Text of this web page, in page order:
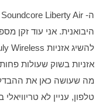
טלפון, עניין לא